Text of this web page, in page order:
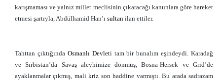
karışmaması ve yalnız millet meclisinin çıkaracağı kanunlara göre hareket
etmesi şartıyla, Abdülhamid Han’ı sultan ilan ettiler.
Tahttan çıktığında Osmanlı Devleti tam bir bunalım eşindeydi. Karadağ
ve Sırbistan’da Savaş aleyhimize dönmüş, Bosna-Hersek ve Grid’de
ayaklanmalar çıkmış, mali kriz son haddine varmıştı. Bu arada sadrazam